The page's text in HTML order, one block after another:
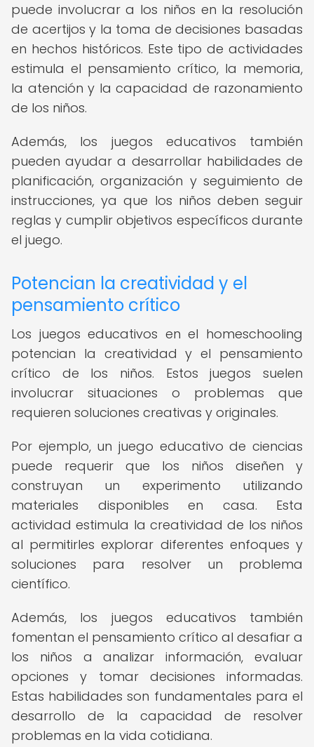
puede involucrar a los niños en la resolución
de acertijos y la toma de decisiones basadas
en hechos históricos. Este tipo de actividades
estimula el pensamiento crítico, la memoria,
la atención y la capacidad de razonamiento
de los niños.
Además, los juegos educativos también
pueden ayudar a desarrollar habilidades de
planificación, organización y seguimiento de
instrucciones, ya que los niños deben seguir
reglas y cumplir objetivos específicos durante
el juego.
Potencian la creatividad y el
pensamiento crítico
Los juegos educativos en el homeschooling
potencian la creatividad y el pensamiento
crítico de los niños. Estos juegos suelen
involucrar situaciones o problemas que
requieren soluciones creativas y originales.
Por ejemplo, un juego educativo de ciencias
puede requerir que los niños diseñen y
construyan un experimento utilizando
materiales disponibles en casa. Esta
actividad estimula la creatividad de los niños
al permitirles explorar diferentes enfoques y
soluciones para resolver un problema
científico.
Además, los juegos educativos también
fomentan el pensamiento crítico al desafiar a
los niños a analizar información, evaluar
opciones y tomar decisiones informadas.
Estas habilidades son fundamentales para el
desarrollo de la capacidad de resolver
problemas en la vida cotidiana.